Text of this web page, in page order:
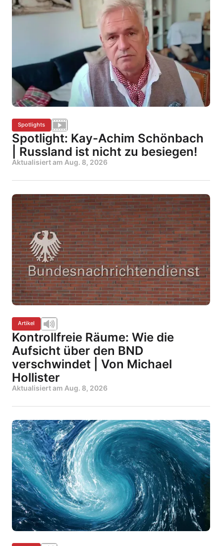
Spotlights
Spotlight: Kay-Achim Schönbach
| Russland ist nicht zu besiegen!
Aktualisiert am Aug. 8, 2026
Artikel
Kontrollfreie Räume: Wie die
Aufsicht über den BND
verschwindet | Von Michael
Hollister
Aktualisiert am Aug. 8, 2026